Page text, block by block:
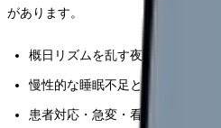
があります。
概日リズムを乱す夜勤・交代制勤
慢性的な睡眠不足と「眠っても
患者対応・急変・看取りなどの感